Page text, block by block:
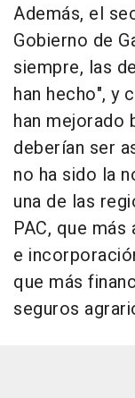
Además, el
Gobierno de
siempre, las
han hecho", y
han mejorado
deberían ser
no ha sido la
una de las
PAC, que
e
que más
seguros